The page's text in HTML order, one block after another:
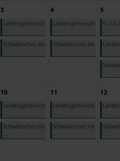
3
Landesgartensch
...
Schwäbisches Ha
...
4
Landesgartensch
...
Schwäbisches Ha
...
5
5.-
...
...
...
10
Landesgartensch
...
Schwäbisches Ha
...
11
Landesgartensch
...
Schwäbisches Ha
...
12
...
...